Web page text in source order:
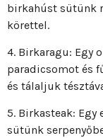
birkahúst sütünk
körettel.
4. Birkaragu: Egy
paradicsomot és
és tálaljuk
5. Birkasteak:
sütünk